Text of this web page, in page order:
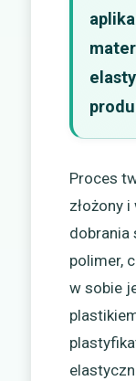
Proces
złożony
dobrania
polimer,
w sobie